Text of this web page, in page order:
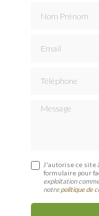
Message
J'autorise ce site
formulaire pour
exploitation
notrepolitique de